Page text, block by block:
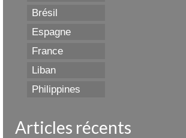
Brésil
Espagne
France
Liban
Philippines
Articles récents